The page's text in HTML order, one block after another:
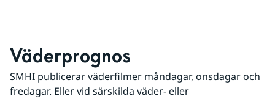
Väderprognos
SMHI publicerar väderfilmer måndagar, onsdagar och
fredagar. Eller vid särskilda väder- eller